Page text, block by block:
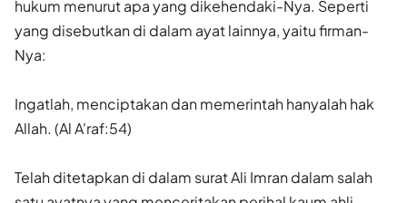
hukum menurut apa yang dikehendaki-Nya. Seperti
yang disebutkan di dalam ayat lainnya, yaitu firman-
Nya:
Ingatlah, menciptakan dan memerintah hanyalah hak
Allah. (Al A'raf:54)
Telah ditetapkan di dalam surat Ali Imran dalam salah